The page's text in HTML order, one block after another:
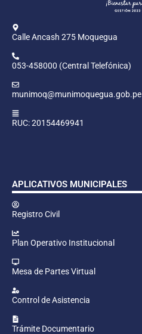
Calle Ancash 275 Moquegua
053-458000 (Central Telefónica)
munimoq@munimoquegua.gob.pe
RUC: 20154469941
APLICATIVOS MUNICIPALES
Registro Civil
Plan Operativo Institucional
Mesa de Partes Virtual
Control de Asistencia
Trámite Documentario